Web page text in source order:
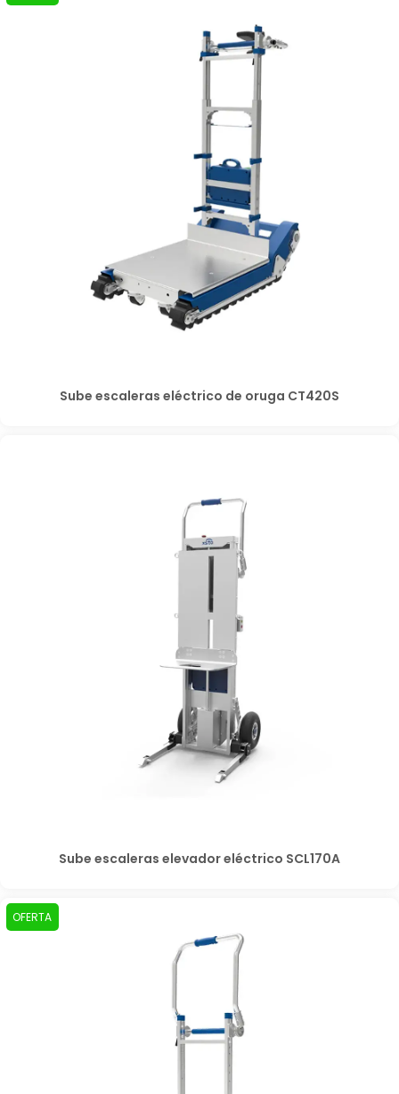
Sube escaleras eléctrico de oruga CT420S
Sube escaleras elevador eléctrico SCL170A
OFERTA